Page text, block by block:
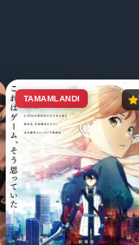
TAMAMLANDI